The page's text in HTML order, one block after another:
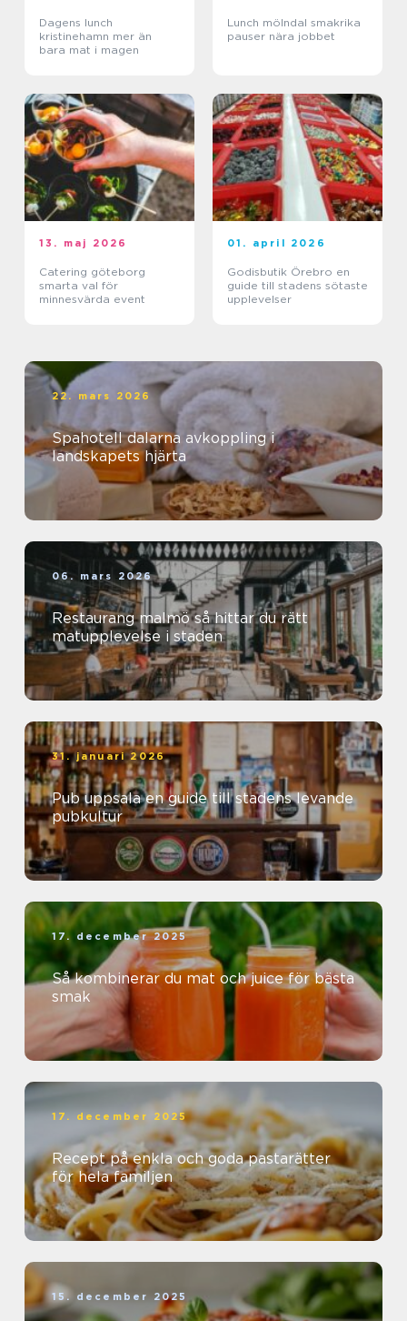
Dagens lunch
kristinehamn mer än
bara mat i magen
Lunch mölndal smakrika
pauser nära jobbet
13. maj 2026
Catering göteborg
smarta val för
minnesvärda event
01. april 2026
Godisbutik Örebro en
guide till stadens sötaste
upplevelser
22. mars 2026
Spahotell dalarna avkoppling i
landskapets hjärta
06. mars 2026
Restaurang malmö så hittar du rätt
matupplevelse i staden
31. januari 2026
Pub uppsala en guide till stadens levande
pubkultur
17. december 2025
Så kombinerar du mat och juice för bästa
smak
17. december 2025
Recept på enkla och goda pastarätter
för hela familjen
15. december 2025